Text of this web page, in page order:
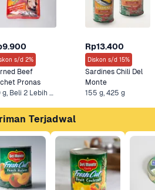
s/d 2%
Beef
Pronas
50 g, Beli 2 Lebih Murah
Rp13.400
Diskon s/d 15%
Sardines Chili Del
Monte
155 g, 425 g
Terjadwal